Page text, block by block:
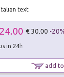
text
€ 30.00 -
in 24h
add